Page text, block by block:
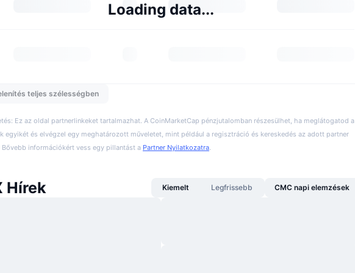
Loading data...
teljes szélességben
Ez az oldal partnerlinkeket tartalmazhat. A CoinMarketCap pénzjutalomban részesülhet, ha meglátogatod a
egyikét és elvégzel egy meghatározott műveletet, mint például a regisztráció és kereskedés az adott partner
információkért vess egy pillantást a Partner Nyilatkozatra.
Hírek Kiemelt Legfrissebb CMC napi elemzések